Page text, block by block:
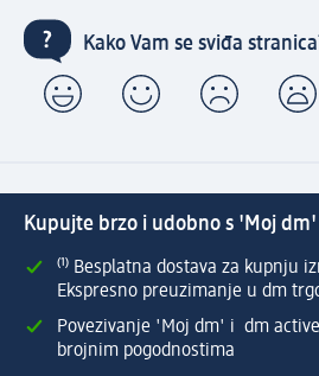
Kako Vam se sviđa
Kupujte brzo i udobno s 'Moj
⁽¹⁾ Besplatna dostava za kupnju
Ekspresno preuzimanje u dm
Povezivanje 'Moj dm' i dm
brojnim pogodnostima